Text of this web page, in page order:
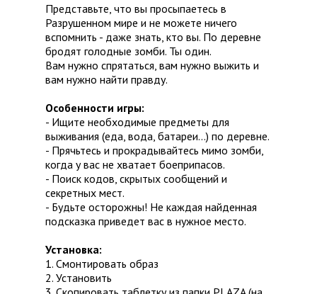
Представьте, что вы просыпаетесь в
Разрушенном мире и не можете ничего
вспомнить - даже знать, кто вы. По деревне
бродят голодные зомби. Ты один.
Вам нужно спрятаться, вам нужно выжить и
вам нужно найти правду.
Особенности игры:
- Ищите необходимые предметы для
выживания (еда, вода, батареи...) по деревне.
- Прячьтесь и прокрадывайтесь мимо зомби,
когда у вас не хватает боеприпасов.
- Поиск кодов, скрытых сообщений и
секретных мест.
- Будьте осторожны! Не каждая найденная
подсказка приведет вас в нужное место.
Установка:
1. Смонтировать образ
2. Установить